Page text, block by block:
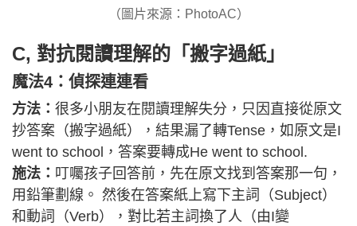
（圖片來源：PhotoAC）
C, 對抗閱讀理解的「搬字過紙」
魔法4：偵探連連看
方法： 很多小朋友在閱讀理解失分，只因直接從原文
抄答案（搬字過紙），結果漏了轉Tense，如原文是I
went to school，答案要轉成He went to school.
施法： 叮囑孩子回答前，先在原文找到答案那一句，
用鉛筆劃線。 然後在答案紙上寫下主詞（Subject）
和動詞（Verb），對比若主詞換了人（由I變